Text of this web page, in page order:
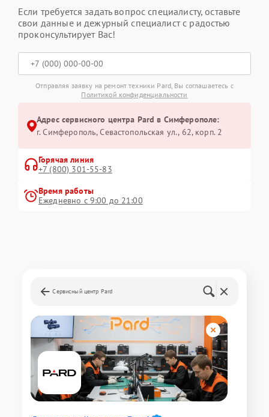
Если требуется задать вопрос специалисту, оставьте
свои данные и дежурный специалист с радостью
проконсультирует Вас!
Отправляя заявку на ремонт техники Pard, Вы соглашаетесь с
Политикой конфиденциальности
Адрес сервисного центра Pard в Симферополе:
г. Симферополь, Севастопольская ул., 62, корп. 2
Горячая линия
+7 (800) 301-55-83
Время работы
Ежедневно с 9:00 до 21:00
Сервисный центр Pard